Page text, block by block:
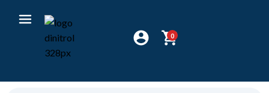
0